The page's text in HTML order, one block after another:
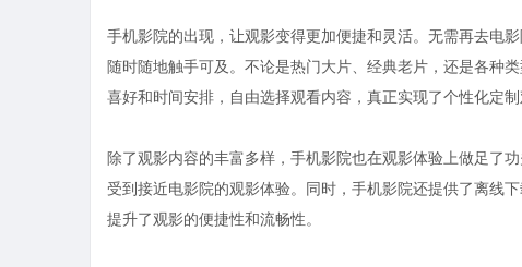
手机影院的出现，让观影变得更加便捷和灵活。无需再去电
随时随地触手可及。不论是热门大片、经典老片，还是各种
喜好和时间安排，自由选择观看内容，真正实现了个性化定制
除了观影内容的丰富多样，手机影院也在观影体验上做足了
受到接近电影院的观影体验。同时，手机影院还提供了离线
提升了观影的便捷性和流畅性。